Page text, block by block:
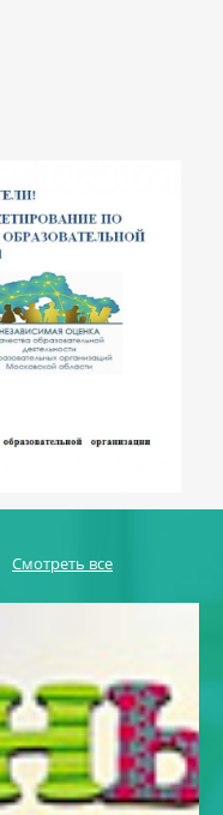
Смотреть все